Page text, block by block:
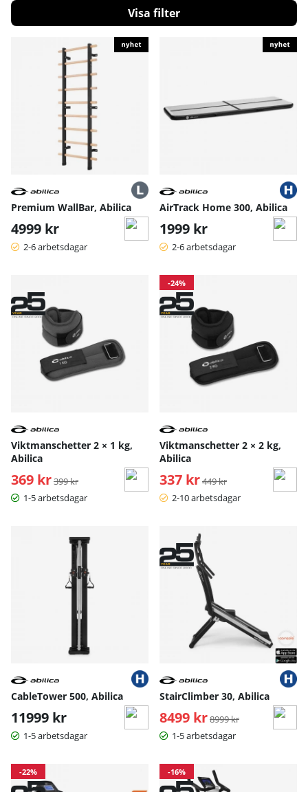
Filtrera
Produkter
Premium WallBar, Abilica
4999 kr
2-6 arbetsdagar
AirTrack Home 300, Abilica
1999 kr
2-6 arbetsdagar
Viktmanschetter 2 × 1 kg,
Abilica
369 kr Ordinarie pris:
399 kr
1-5 arbetsdagar
-24%
Viktmanschetter 2 × 2 kg,
Abilica
337 kr Ordinarie pris:
449 kr
2-10 arbetsdagar
CableTower 500, Abilica
11999 kr
1-5 arbetsdagar
StairClimber 30, Abilica
8499 kr Ordinarie pris:
8999 kr
1-5 arbetsdagar
-22% -16%